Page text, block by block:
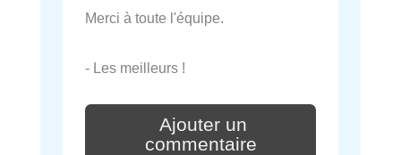
Merci à toute l'équipe.
- Les meilleurs !
Ajouter un
commentaire